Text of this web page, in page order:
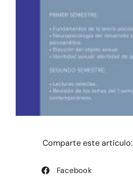
Comparte este artículo:
Facebook